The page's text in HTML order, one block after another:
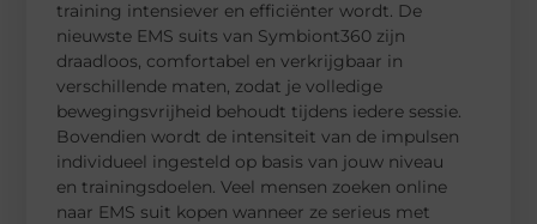
training intensiever en efficiënter wordt. De
nieuwste EMS suits van Symbiont360 zijn
draadloos, comfortabel en verkrijgbaar in
verschillende maten, zodat je volledige
bewegingsvrijheid behoudt tijdens iedere sessie.
Bovendien wordt de intensiteit van de impulsen
individueel ingesteld op basis van jouw niveau
en trainingsdoelen. Veel mensen zoeken online
naar EMS suit kopen wanneer ze serieus met